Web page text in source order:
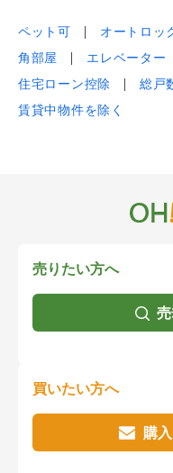
ペット可 オートロッ
角部屋
エレベーター
住宅ローン控除
総戸
賃貸中物件を除く
売りたい方へ
買いたい方へ
購